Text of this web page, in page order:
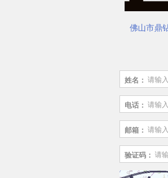
佛山市鼎钻钢业有限公司，一站式选材
电梯装
姓名：
电话：
邮箱：
验证码：